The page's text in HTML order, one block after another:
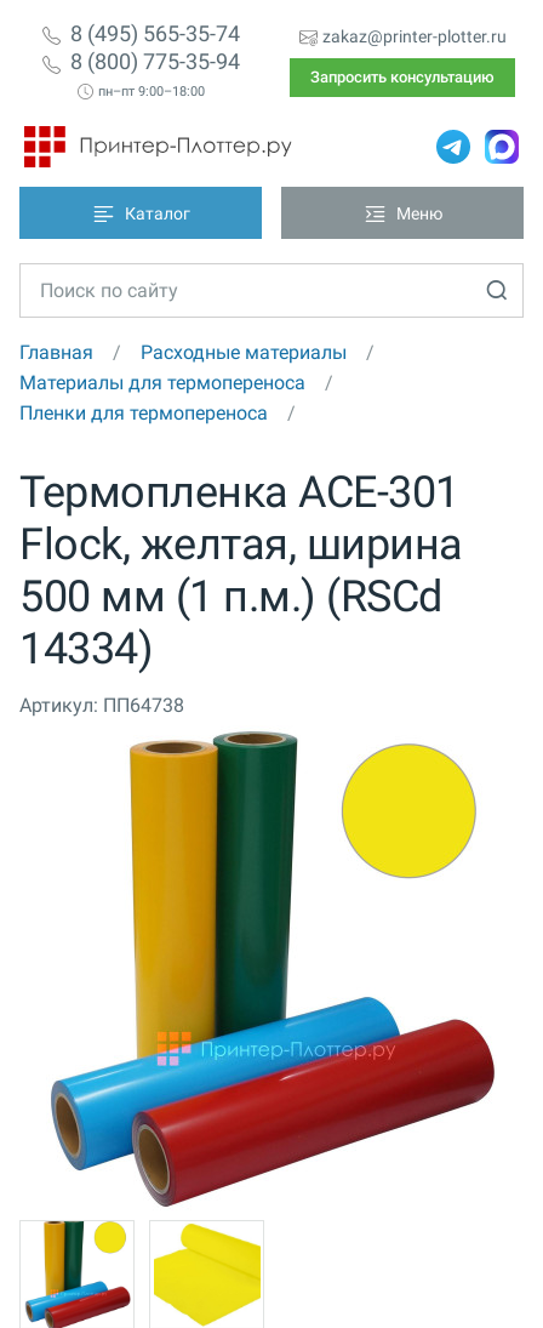
8 (495) 565-35-74
8 (800) 775-35-94
пн–пт 9:00–18:00
zakaz@printer-plotter.ru
Запросить консультацию
Каталог Меню
Главная
Расходные материалы
Материалы для термопереноса
Пленки для термопереноса
Термопленка ACE-301
Flock, желтая, ширина
500 мм (1 п.м.) (RSCd
14334)
Артикул: ПП64738